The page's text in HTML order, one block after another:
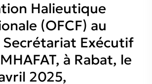
Halieutique
(OFCF) au
Secrétariat Exécutif
à Rabat, le
2025,